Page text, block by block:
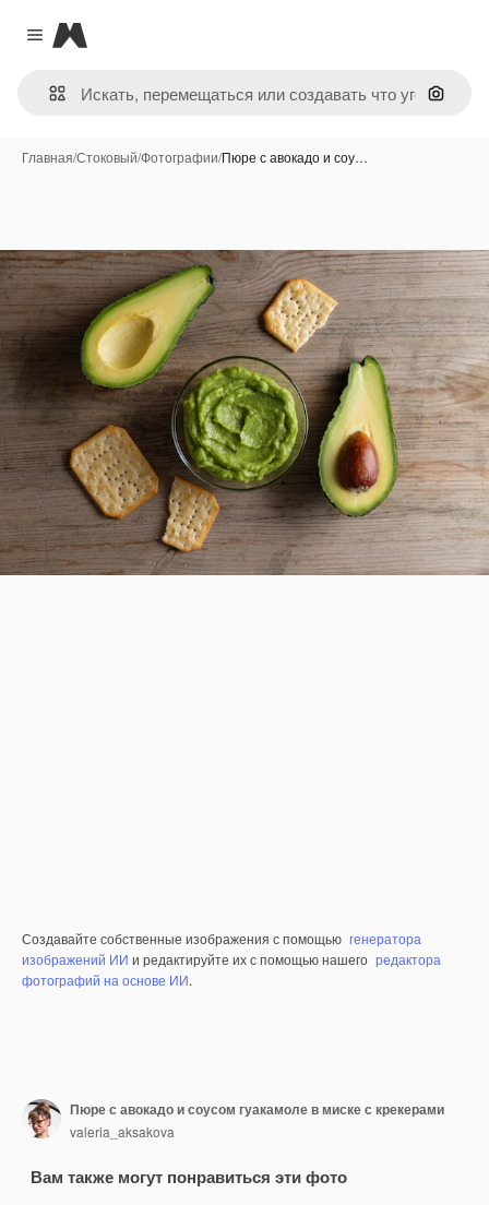
Close menu
Magnific
Поиск
Главная/Стоковый/Фотографии/Пюре с авокадо и соу…
Создавайте собственные изображения с помощью генератора
изображений ИИ и редактируйте их с помощью нашего редактора
фотографий на основе ИИ.
Пюре с авокадо и соусом гуакамоле в миске с крекерами
valeria_aksakova
Вам также могут понравиться эти фото